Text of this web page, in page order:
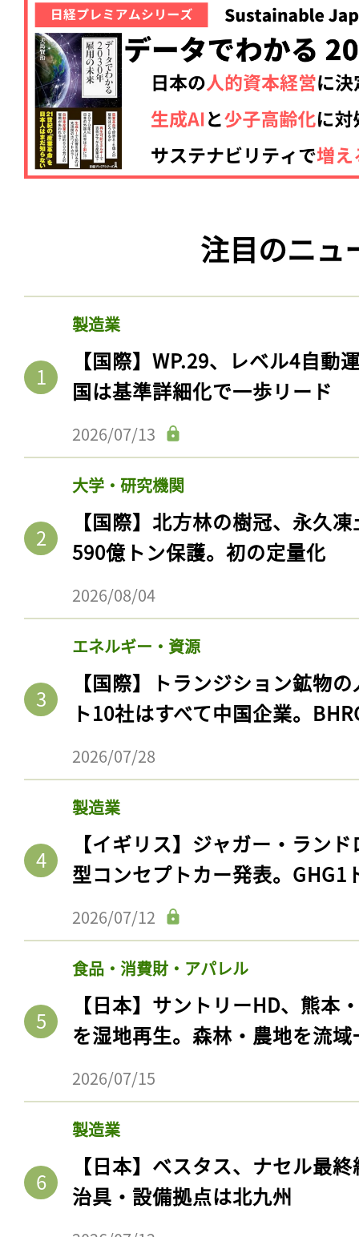
注目のニュ
製造業
【国際】WP.29、レベル4自動
国は基準詳細化で一歩リード
2026/07/13
大学・研究機関
【国際】北方林の樹冠、永久
590億トン保護。初の定量化
2026/08/04
エネルギー・資源
【国際】トランジション鉱物
ト10社はすべて中国企業。
2026/07/28
製造業
【イギリス】ジャガー・ラン
型コンセプトカー発表。GHG1
2026/07/12
食品・消費財・アパレル
【日本】サントリーHD、熊本
を湿地再生。森林・農地を流
2026/07/15
製造業
【日本】ベスタス、ナセル最
治具・設備拠点は北九州